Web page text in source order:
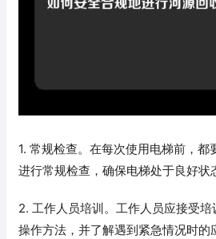
1. 常规检查。在每次使用电梯前，都
进行常规检查，确保电梯处于良好状
2. 工作人员培训。工作人员应接受
操作方法，并了解遇到紧急情况时的